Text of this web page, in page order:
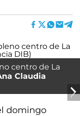
centro de La
Claudia
domingo